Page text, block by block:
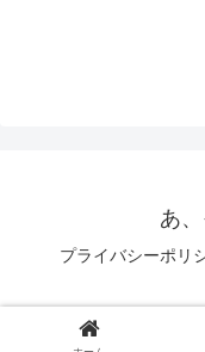
あ
プライバシーポリ
©